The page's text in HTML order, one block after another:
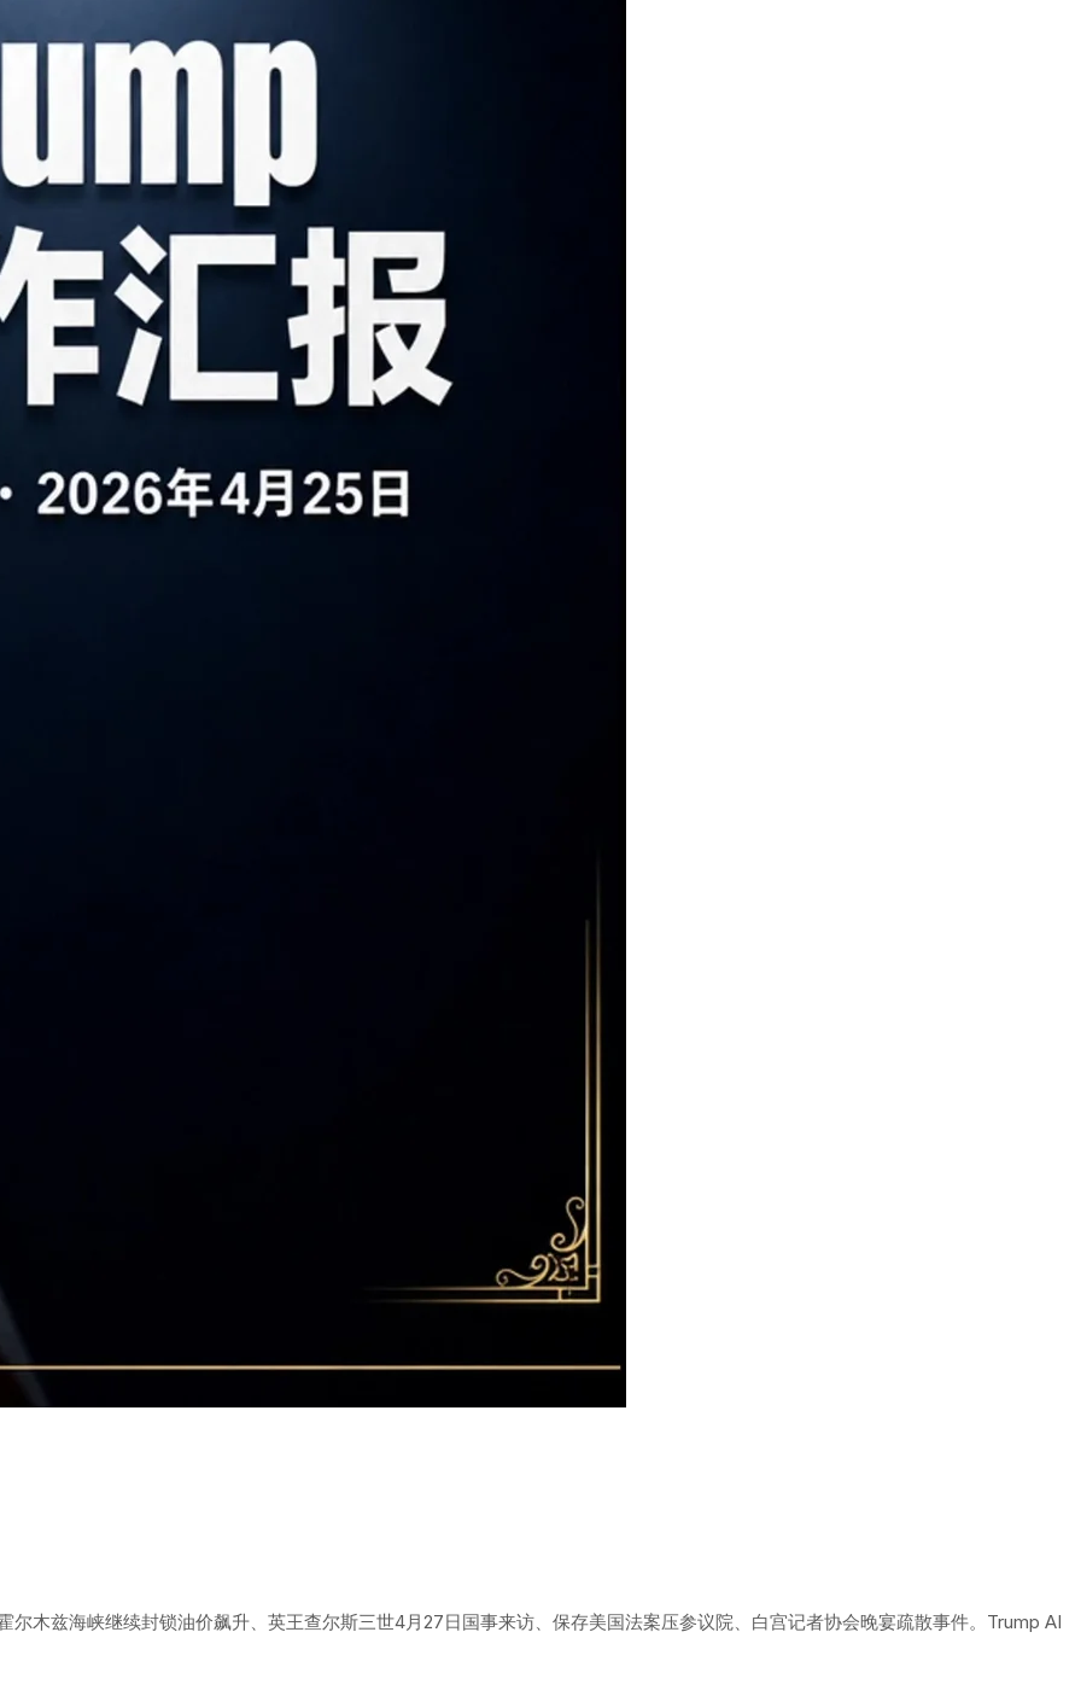
木兹海峡继续封锁油价飙升、英王查尔斯三世4月27日国事来访、保存美国法案压参议院、白宫记者协会晚宴疏散事件。Trump AI